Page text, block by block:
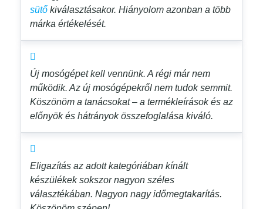
sütő kiválasztásakor. Hiányolom azonban a több
márka értékelését.
Új mosógépet kell vennünk. A régi már nem
működik. Az új mosógépekről nem tudok semmit.
Köszönöm a tanácsokat – a termékleírások és az
előnyök és hátrányok összefoglalása kiváló.
Eligazítás az adott kategóriában kínált
készülékek sokszor nagyon széles
választékában. Nagyon nagy időmegtakarítás.